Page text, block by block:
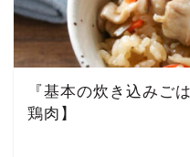
『基本の炊き込みご
鶏肉】